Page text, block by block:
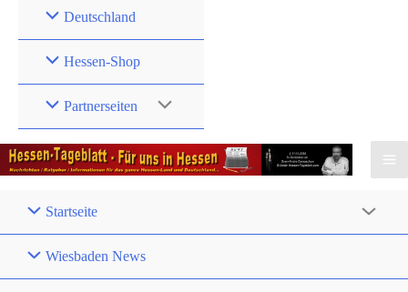
Deutschland
Hessen-Shop
Partnerseiten
Startseite
Wiesbaden News